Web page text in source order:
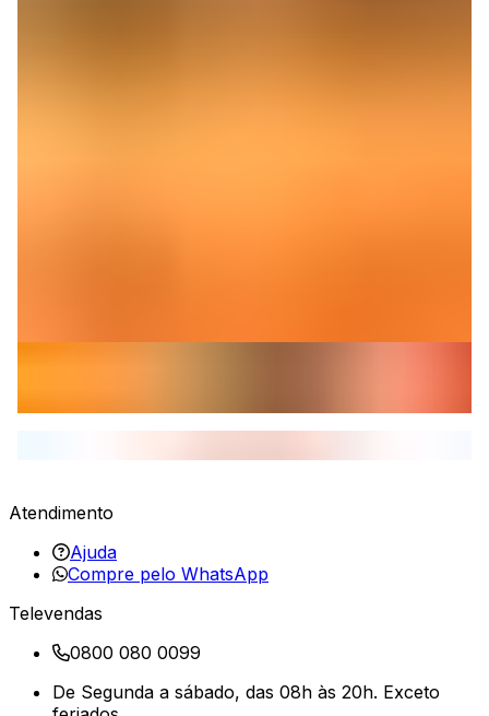
Atendimento
Ajuda
Compre pelo WhatsApp
Televendas
0800 080 0099
De Segunda a sábado, das 08h às 20h. Exceto